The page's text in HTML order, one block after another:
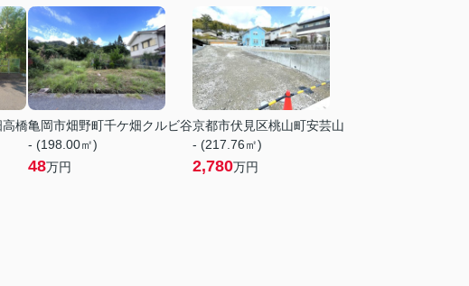
高橋亀岡市畑野町千ケ畑クルビ谷
- (198.00㎡)
48万円
京都市伏見区桃山町安芸山
- (217.76㎡)
2,780万円